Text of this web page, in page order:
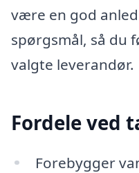
være en god
spørgsmål, så du
valgte leverandør.
Fordele ved
Forebygger